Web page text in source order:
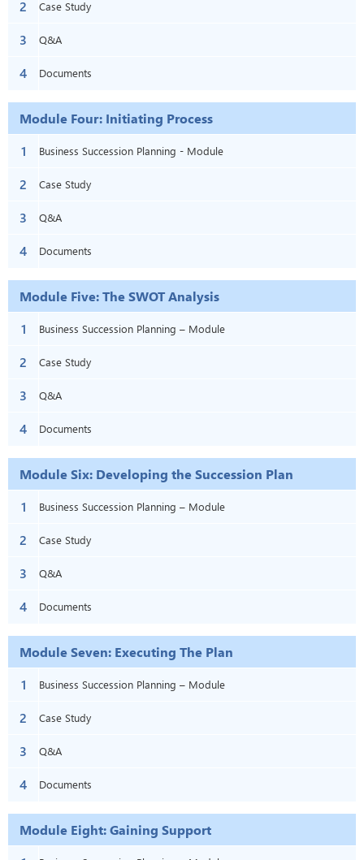
Three: Preparing for the Planning
Process
2 Case Study
3 Q&A
4 Documents
Module Four: Initiating Process
1
Business Succession Planning - Module
Four: Initiating Process
2 Case Study
3 Q&A
4 Documents
Module Five: The SWOT Analysis
1
Business Succession Planning – Module
Five: The SWOT Analysis
2 Case Study
3 Q&A
4 Documents
Module Six: Developing the Succession Plan
1
Business Succession Planning – Module
Six: Developing the Succession Plan
2 Case Study
3 Q&A
4 Documents
Module Seven: Executing The Plan
1
Business Succession Planning – Module
Seven: Executing The Plan
2 Case Study
3 Q&A
4 Documents
Module Eight: Gaining Support